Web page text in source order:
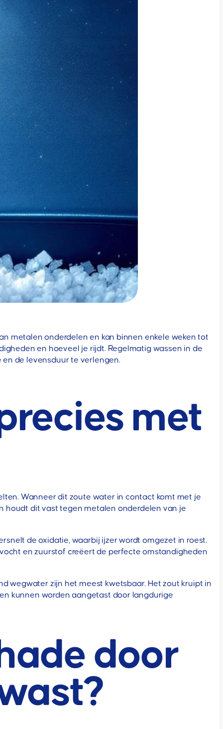
metalen onderdelen en kan binnen enkele weken tot
en hoeveel je rijdt. Regelmatig wassen in de
de levensduur te verlengen.
met
Wanneer dit zoute water in contact komt met je
houdt dit vast tegen metalen onderdelen van je
de oxidatie, waarbij ijzer wordt omgezet in roest.
en zuurstof creëert de perfecte omstandigheden
wegwater zijn het meest kwetsbaar. Het zout kruipt in
kunnen worden aangetast door langdurige
door